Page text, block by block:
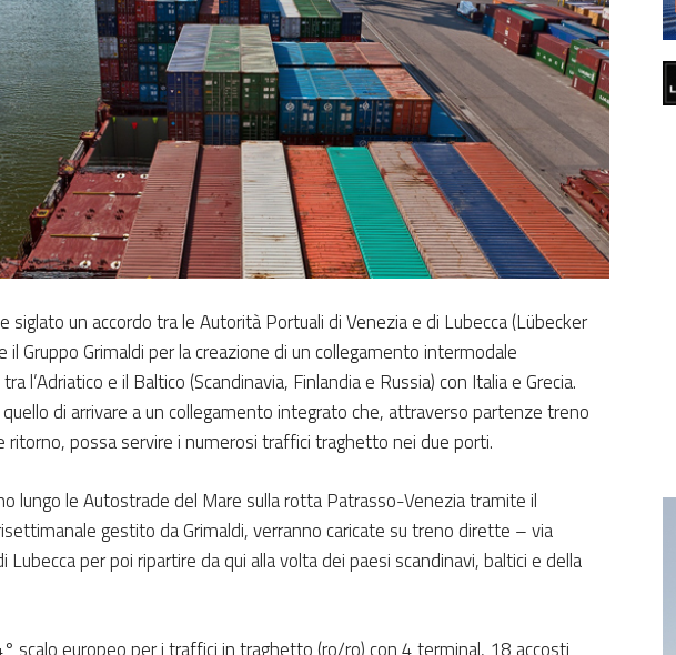
un accordo tra le Autorità Portuali di Venezia e di Lubecca (Lübecker
Gruppo Grimaldi per la creazione di un collegamento intermodale
l’Adriatico e il Baltico (Scandinavia, Finlandia e Russia) con Italia e Grecia.
di arrivare a un collegamento integrato che, attraverso partenze treno
ritorno, possa servire i numerosi traffici traghetto nei due porti.
lungo le Autostrade del Mare sulla rotta Patrasso-Venezia tramite il
gestito da Grimaldi, verranno caricate su treno dirette – via
per poi ripartire da qui alla volta dei paesi scandinavi, baltici e della
scalo europeo per i traffici in traghetto (ro/ro) con 4 terminal, 18 accosti